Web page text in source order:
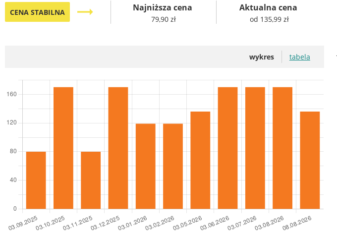
CENA STABILNA trending_flat Najniższa cena
79,90 zł
Aktualna cena
od 135,99 zł
wykres tabela